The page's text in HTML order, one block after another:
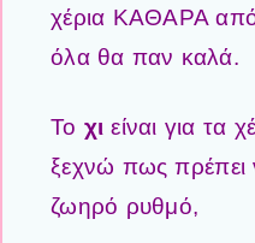
χέρια ΚΑΘΑΡΑ
όλα θα παν καλά.
Το χι είναι για τα
ξεχνώ πως πρέπει
ζωηρό ρυθμό,